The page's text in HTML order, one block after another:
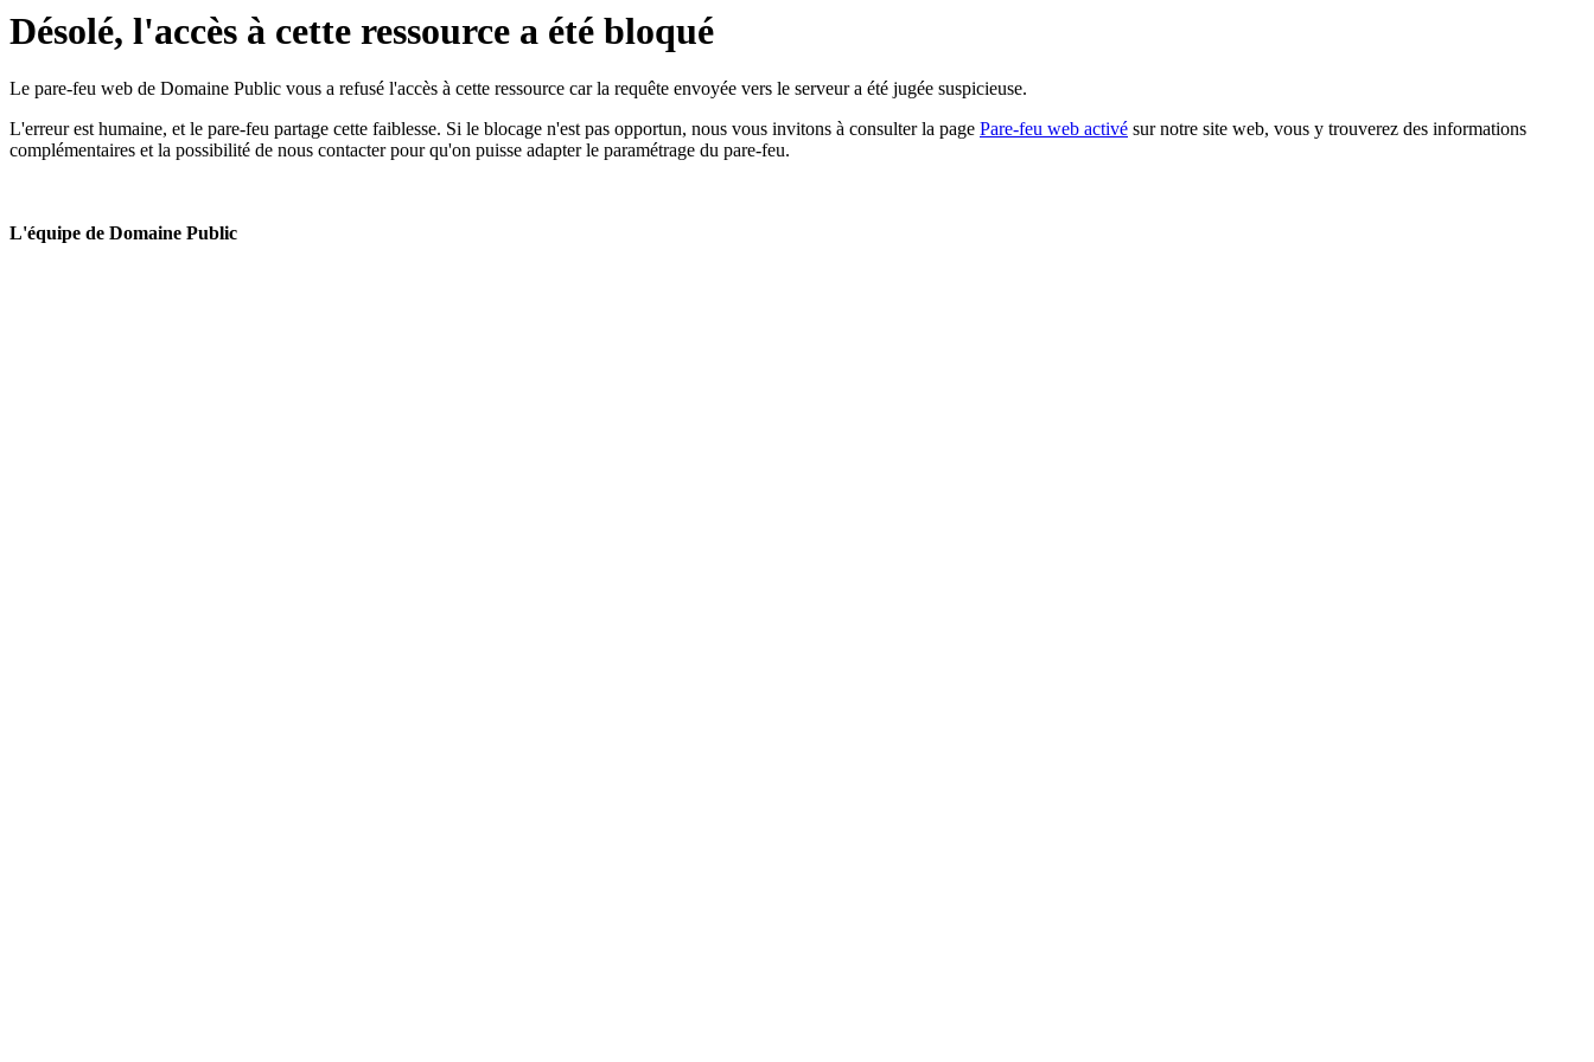
Désolé, l'accès à cette ressource a été bloqué
Le pare-feu web de Domaine Public vous a refusé l'accès à cette ressource car la requête envoyée vers le serveur a été jugée suspicieuse.
L'erreur est humaine, et le pare-feu partage cette faiblesse. Si le blocage n'est pas opportun, nous vous invitons à consulter la page Pare-feu web activé sur notre site web, vous y trouverez des informations
complémentaires et la possibilité de nous contacter pour qu'on puisse adapter le paramétrage du pare-feu.
L'équipe de Domaine Public